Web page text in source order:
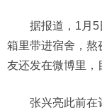
据报道，1月
箱里带进宿舍，熬
友还发在微博里，
张兴亮此前在